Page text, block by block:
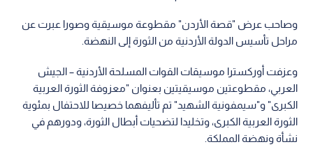
وصاحب عرض "قصة الأردن" مقطوعة موسيقية وصورا عبرت عن
مراحل تأسيس الدولة الأردنية من الثورة إلى النهضة.
وعزفت أوركسترا موسيقات القوات المسلحة الأردنية – الجيش
العربي، مقطوعتين موسيقيتين بعنوان "معزوفة الثورة العربية
الكبرى" و"سيمفونية الشهيد" تم تأليفهما خصيصا للاحتفال بمئوية
الثورة العربية الكبرى، وتخليدا لتضحيات أبطال الثورة، ودورهم في
نشأة ونهضة المملكة.